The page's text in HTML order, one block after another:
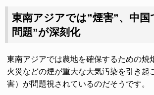
東南アジアでは”煙害”、中国
問題”が深刻化
東南アジアでは農地を確保するための焼
火災などの煙が重大な大気汚染を引き起
害）が問題視されているのだそうです。